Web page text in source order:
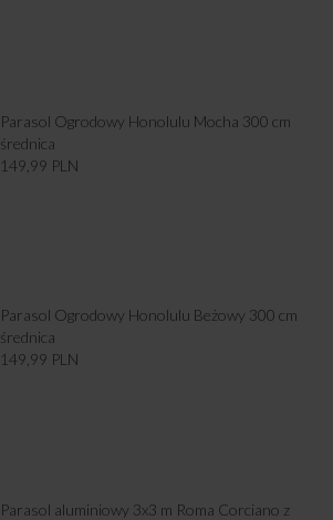
Parasol Ogrodowy Honolulu Mocha 300 cm
średnica
149,99 PLN
Parasol Ogrodowy Honolulu Beżowy 300 cm
średnica
149,99 PLN
Parasol aluminiowy 3x3 m Roma Corciano z